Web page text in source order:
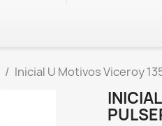
Inicial U Motivos Viceroy